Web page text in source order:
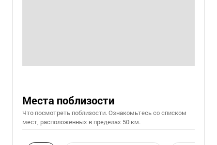
Места поблизости
Что посмотреть поблизости. Ознакомьтесь со списком
мест, расположенных в пределах 50 км.